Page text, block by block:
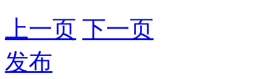
上一页 下一页
发布